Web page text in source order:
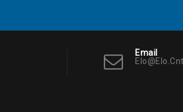
Email